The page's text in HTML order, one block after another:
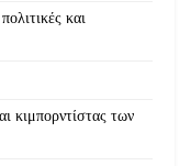
και
κιμπορντίστας των